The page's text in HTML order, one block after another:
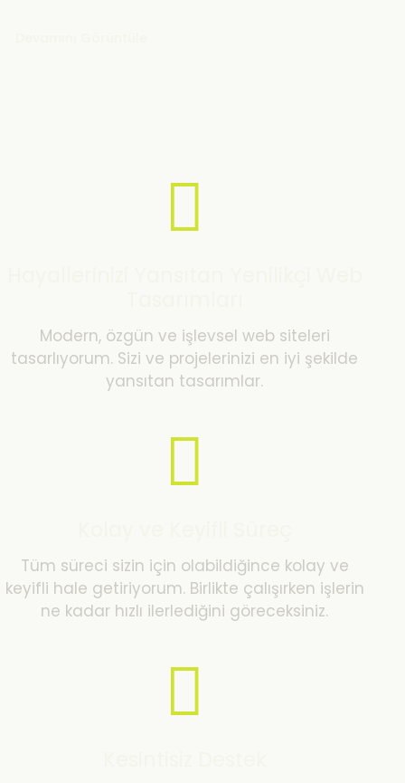
Modern, özgün ve işlevsel web siteleri
tasarlıyorum. Sizi ve projelerinizi en iyi şekilde
yansıtan tasarımlar.
Tüm süreci sizin için olabildiğince kolay ve
keyifli hale getiriyorum. Birlikte çalışırken işlerin
ne kadar hızlı ilerlediğini göreceksiniz.